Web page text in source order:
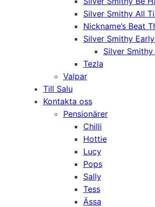
Silver Smithy All
Nickname’s Beat
Silver Smithy
Silver
Tezla
Valpar
Till Salu
Kontakta oss
Pensionärer
Chilli
Hottie
Lucy
Pops
Sally
Tess
Ässa